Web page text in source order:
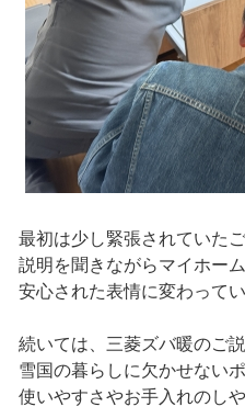
最初は少し緊張されていた
説明を聞きながらマイホー
安心された表情に変わって
続いては、三菱ズバ暖のご
雪国の暮らしに欠かせない
使いやすさやお手入れのし